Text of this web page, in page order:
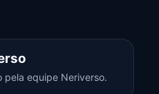
pela equipe Neriverso.